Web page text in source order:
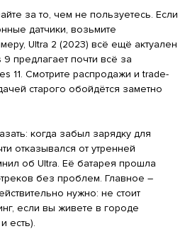
за то, чем не пользуетесь. Если
датчики, возьмите
Ultra 2 (2023) всё ещё актуален
предлагает почти всё за
11. Смотрите распродажи и trade-
старого обойдётся заметно
когда забыл зарядку для
отказывался от утренней
об Ultra. Её батарея прошла
без проблем. Главное –
нужно: не стоит
если вы живете в городе
есть).